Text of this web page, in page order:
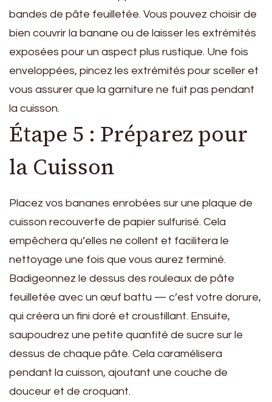
bandes de pâte feuilletée. Vous pouvez choisir de
bien couvrir la banane ou de laisser les extrémités
exposées pour un aspect plus rustique. Une fois
enveloppées, pincez les extrémités pour sceller et
vous assurer que la garniture ne fuit pas pendant
la cuisson.
Étape 5 : Préparez pour
la Cuisson
Placez vos bananes enrobées sur une plaque de
cuisson recouverte de papier sulfurisé. Cela
empêchera qu’elles ne collent et facilitera le
nettoyage une fois que vous aurez terminé.
Badigeonnez le dessus des rouleaux de pâte
feuilletée avec un œuf battu — c’est votre dorure,
qui créera un fini doré et croustillant. Ensuite,
saupoudrez une petite quantité de sucre sur le
dessus de chaque pâte. Cela caramélisera
pendant la cuisson, ajoutant une couche de
douceur et de croquant.